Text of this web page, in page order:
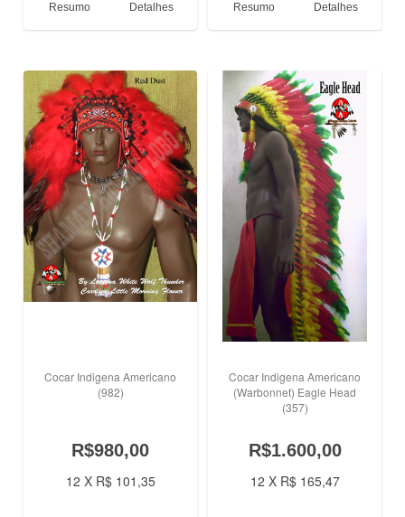
Resumo Detalhes Resumo Detalhes
Cocar Indigena Americano
(982)
R$980,00
12 X R$ 101,35
Cocar Indigena Americano
(Warbonnet) Eagle Head
(357)
R$1.600,00
12 X R$ 165,47